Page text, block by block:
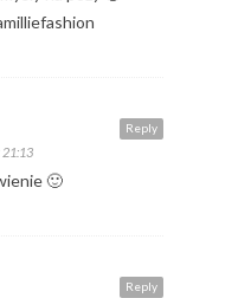
Reply
🙂
Reply